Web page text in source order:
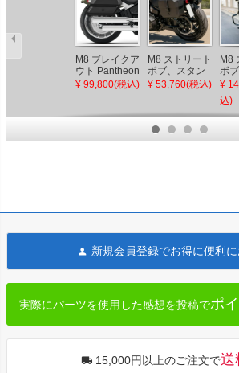
M8 ブレイクア
ウト Pantheon
28L クイック
ルバッグ
¥ 99,800(税込)
M8 ストリート
ボブ、スタン
ダード Outlaw
モールサドル
バッグ (左用)
¥ 53,760(税込)
M8
ボ
ダ
30L
マ
ド
¥
込)
新規会員登録でお得に便利
実際にパーツを使用した感想を投稿でポ
15,000円以上のご注文で送